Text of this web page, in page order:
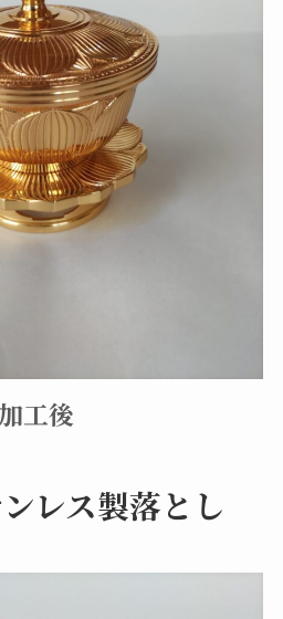
加工後
レス製落とし